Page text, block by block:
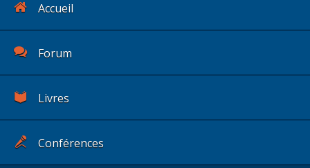
Accueil
Forum
Livres
Conférences